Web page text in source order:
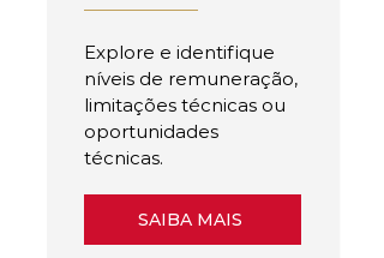
Explore e identifique
níveis de remuneração,
limitações técnicas ou
oportunidades
técnicas.
SAIBA MAIS